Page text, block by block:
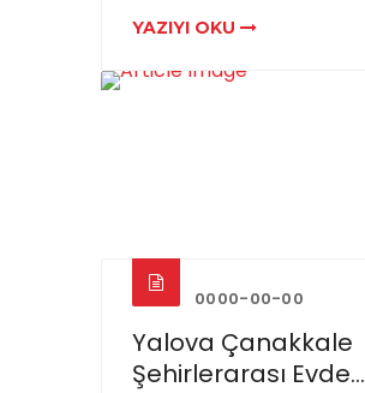
YAZIYI OKU
0000-00-00
Yalova Çanakkale
Şehirlerarası Evde...